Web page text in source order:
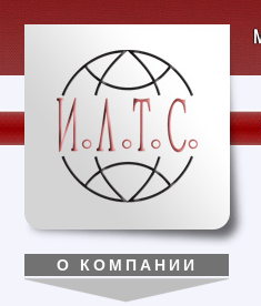
О КОМПАНИИ